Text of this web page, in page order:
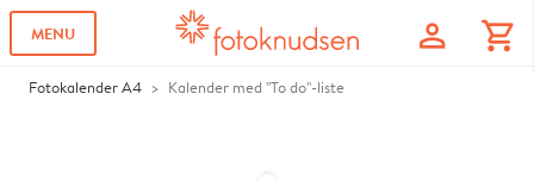
MENU profile shopping_cart
Fotokalender A4 Kalender med "To do"-liste